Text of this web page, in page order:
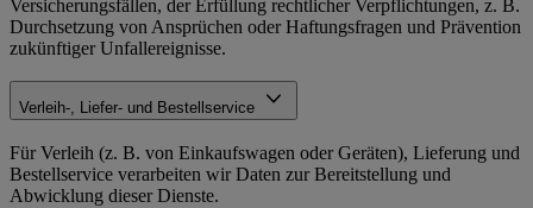
Versicherungsfällen, der Erfüllung rechtlicher Verpflichtungen, z. B.
Durchsetzung von Ansprüchen oder Haftungsfragen und Prävention
zukünftiger Unfallereignisse.
Verleih-, Liefer- und Bestellservice
Für Verleih (z. B. von Einkaufswagen oder Geräten), Lieferung und
Bestellservice verarbeiten wir Daten zur Bereitstellung und
Abwicklung dieser Dienste.